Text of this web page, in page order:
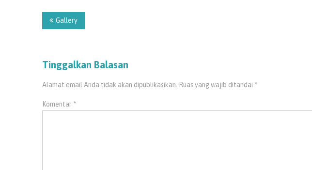
posGallery
Tinggalkan Balasan
Alamat email Anda tidak akan dipublikasikan. Ruas yang wajib ditandai *
Komentar *